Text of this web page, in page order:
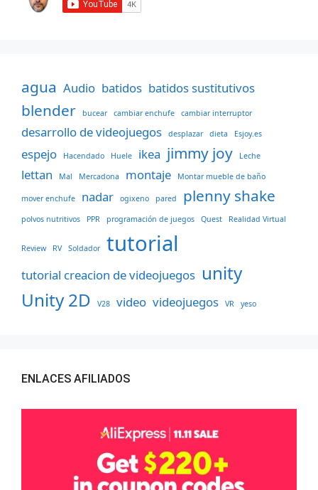
agua Audio batidos batidos sustitutivos
blender bucear cambiar enchufe cambiar interruptor
desarrollo de videojuegos desplazar dieta Esjoy.es
espejo Hacendado Huele ikea jimmy joy Leche
lettan Mal Mercadona montaje Montar mueble de baño
mover enchufe nadar ogixeno pared plenny shake
polvos nutritivos PPR programación de juegos Quest Realidad Virtual
Review RV Soldador tutorial
tutorial creacion de videojuegos unity
Unity 2D
V28 video videojuegos VR yeso
ENLACES AFILIADOS